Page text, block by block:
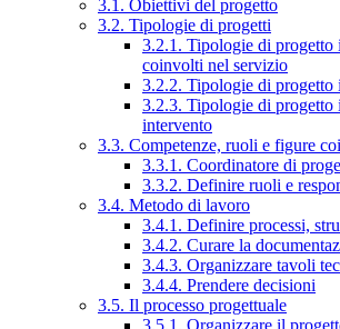
3.1. Obiettivi del progetto
3.2. Tipologie di progetti
3.2.1. Tipologie di progetto
coinvolti nel servizio
3.2.2. Tipologie di progetto
3.2.3. Tipologie di progetto
intervento
3.3. Competenze, ruoli e figure
3.3.1. Coordinatore di
3.3.2. Definire ruoli e
3.4. Metodo di lavoro
3.4.1. Definire processi,
3.4.2. Curare la
3.4.3. Organizzare tavoli
3.4.4. Prendere decisioni
3.5. Il processo progettuale
3.5.1. Organizzare il